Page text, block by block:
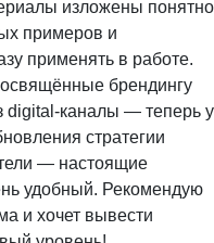
изложены понятно
примеров и
применять в работе.
брендингу
digital-каналы — теперь у
стратегии
— настоящие
удобный. Рекомендую
и хочет вывести